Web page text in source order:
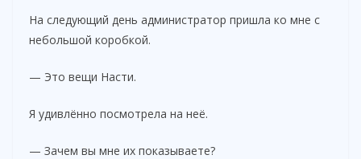
На следующий день администратор пришла ко мне с
небольшой коробкой.
— Это вещи Насти.
Я удивлённо посмотрела на неё.
— Зачем вы мне их показываете?